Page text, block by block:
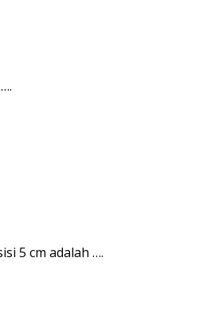
5 cm adalah ….